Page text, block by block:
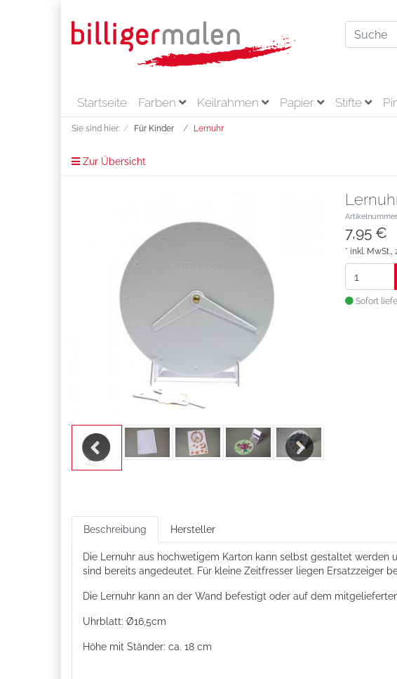
Startseite Farben Keilrahmen Papier Stifte
Sie sind hier: Für Kinder Lernuhr
Zur Übersicht
Previous
7,95 €
* inkl. MwSt.,
Sofort
Beschreibung Hersteller
Die Lernuhr aus hochwetigem Karton kann selbst gestaltet
sind bereits angedeutet. Für kleine Zeitfresser liegen Ersatzzeiger
Die Lernuhr kann an der Wand befestigt oder auf dem
Uhrblatt: Ø16,5cm
Höhe mit Ständer: ca. 18 cm